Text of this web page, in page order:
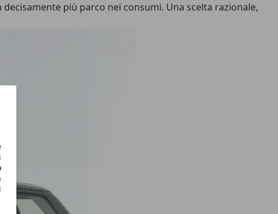
più parco nei consumi. Una scelta razionale,